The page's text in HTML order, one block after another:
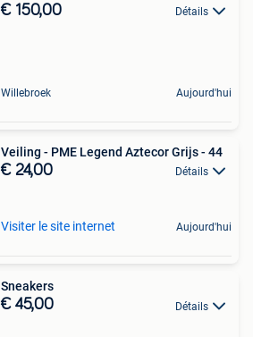
€ 150,00 Détails
Willebroek Aujourd'hui
Veiling - PME Legend Aztecor Grijs - 44
€ 24,00 Détails
Visiter le site internet Aujourd'hui
Sneakers
€ 45,00 Détails